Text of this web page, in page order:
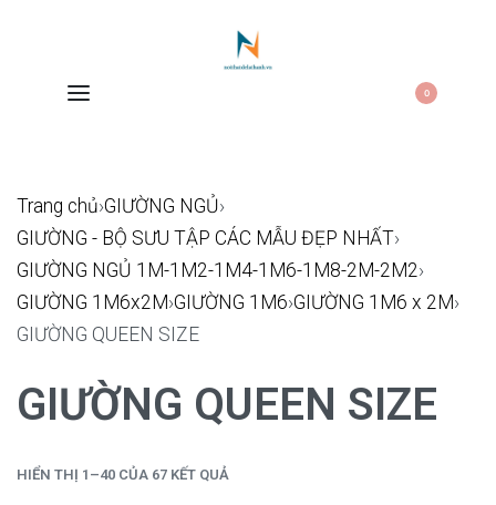
0
Trang chủ›GIƯỜNG NGỦ›
GIƯỜNG - BỘ SƯU TẬP CÁC MẪU ĐẸP NHẤT›
GIƯỜNG NGỦ 1M-1M2-1M4-1M6-1M8-2M-2M2›
GIƯỜNG 1M6x2M›GIƯỜNG 1M6›GIƯỜNG 1M6 x 2M›
GIƯỜNG QUEEN SIZE
GIƯỜNG QUEEN SIZE
HIỂN THỊ 1–40 CỦA 67 KẾT QUẢ